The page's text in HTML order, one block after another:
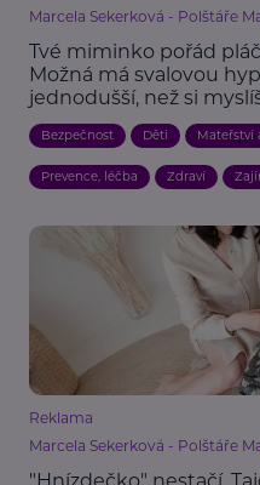
Marcela Sekerková - Polštáře
Tvé miminko pořád
Možná má svalovou
jednodušší, než si
Bezpečnost Děti Mateřství
Prevence, léčba Zdraví
Reklama
Marcela Sekerková - Polštáře